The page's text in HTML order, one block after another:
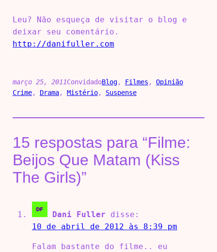
Leu? Não esqueça de visitar o blog e
deixar seu comentário.
http://danifuller.com
março 25, 2011ConvidadoBlog, Filmes , Opinião
Crime, Drama, Mistério, Suspense
15 respostas para “Filme:
Beijos Que Matam (Kiss
The Girls)”
Dani Fuller
disse:
10 de abril de 2012 às 8:39 pm
Falam bastante do filme.. eu